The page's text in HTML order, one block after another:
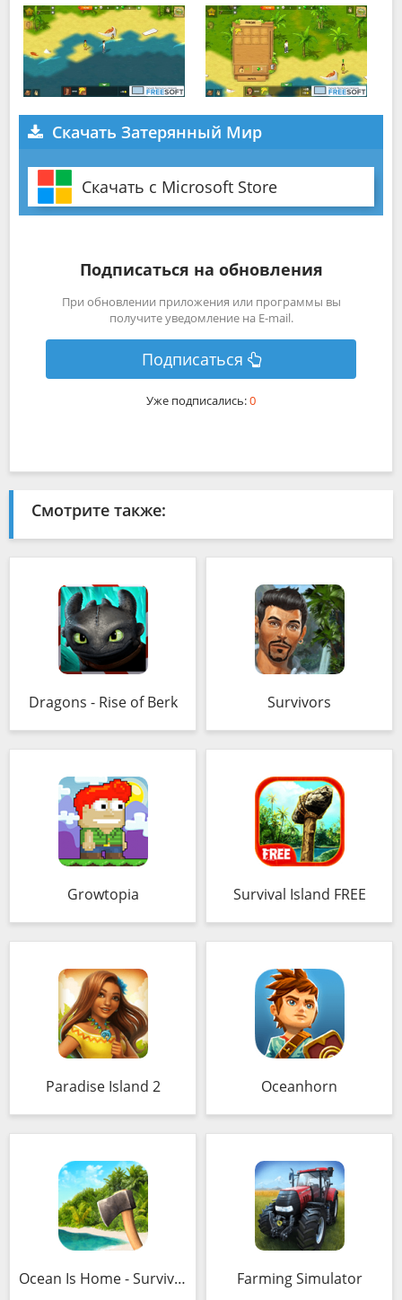
Скачать Затерянный Мир
Скачать с Microsoft Store
Подписаться на обновления
При обновлении приложения или программы вы
получите уведомление на E-mail.
Подписаться
Уже подписались:0
Смотрите также:
Dragons - Rise of Berk Survivors
Growtopia Survival Island FREE
Paradise Island 2 Oceanhorn
Ocean Is Home - Survival Island Farming Simulator